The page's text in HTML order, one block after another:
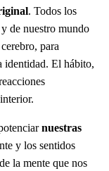
. Todos los
de nuestro mundo
para
identidad. El hábito,
nuestras
y los sentidos
la mente que nos